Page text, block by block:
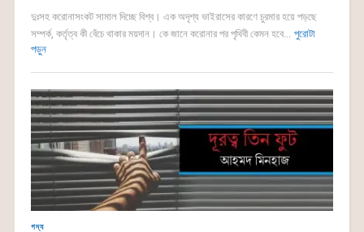
দুঃসহ করোনাসংকট সামাল দিচ্ছে বিশ্ব। এক অদৃশ্য ভাইরাসের কারণে চুরমার হয়ে পড়ছে
সম্পর্ক, কর্তৃত্ব কী বেঁচে থাকার ময়দান। কে জানে করোনার পর পৃথিবী কেমন হবে... পুরোটা
পড়ুন
গদ্য